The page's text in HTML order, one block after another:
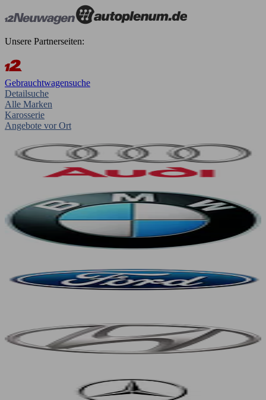
Unsere Partnerseiten:
Gebrauchtwagensuche
Detailsuche
Alle Marken
Karosserie
Angebote vor Ort